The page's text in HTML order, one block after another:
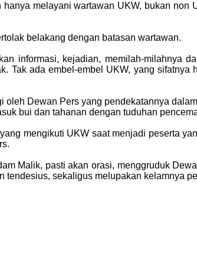
melayani wartawan UKW, bukan
belakang dengan batasan wartawan.
informasi, kejadian, memilah-milahnya
Tak ada embel-embel UKW, yang
oleh Dewan Pers yang pendekatannya
bui dan tahanan dengan tuduhan
mengikuti UKW saat menjadi peserta
Malik, pasti akan orasi, menggruduk
sekaligus melupakan kelamnya